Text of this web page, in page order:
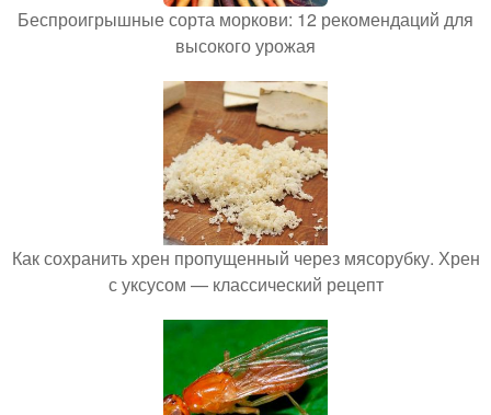
Беспроигрышные сорта моркови: 12 рекомендаций для
высокого урожая
Как сохранить хрен пропущенный через мясорубку. Хрен
с уксусом — классический рецепт